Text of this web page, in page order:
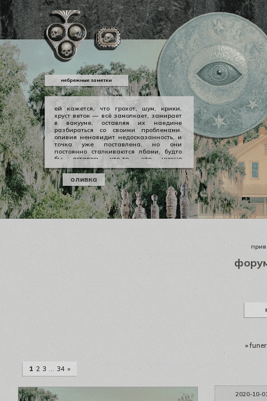
ей кажется, что грохот, шум, крики,
хруст веток — всё замолкает, замирает
в вакууме, оставляя их наедине
разбираться со своими проблемами.
оливия ненавидит недосказанность, и
точка уже поставлена, но они
постоянно сталкиваются лбами, будто
бы осталось что-то, что нужно
произнести вслух, выкричать, выскулить
болезненным визгом, чтобы не
тревожило никогда не заживающей
раной. но оливии нечего сказать
джеральду, а джеральду просто
плевать.
оливка
небрежные заметки
»
1 2 3 … 34 »
2020-10-